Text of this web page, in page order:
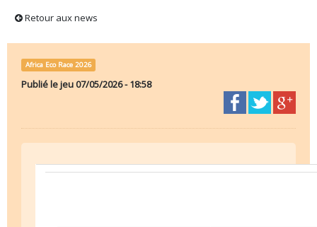
Retour aux news
Africa Eco Race 2026
Publié lejeu 07/05/2026 - 18:58